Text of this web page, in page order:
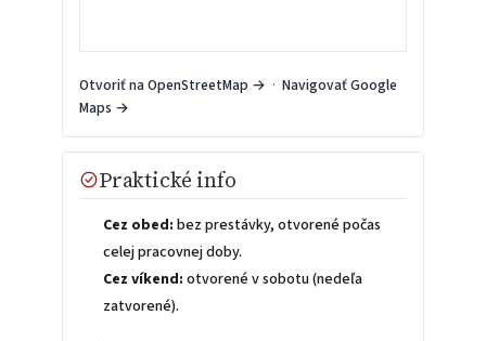
Otvoriť na OpenStreetMap → · Navigovať Google
Maps →
Praktické info
Cez obed: bez prestávky, otvorené počas
celej pracovnej doby.
Cez víkend: otvorené v sobotu (nedeľa
zatvorené).